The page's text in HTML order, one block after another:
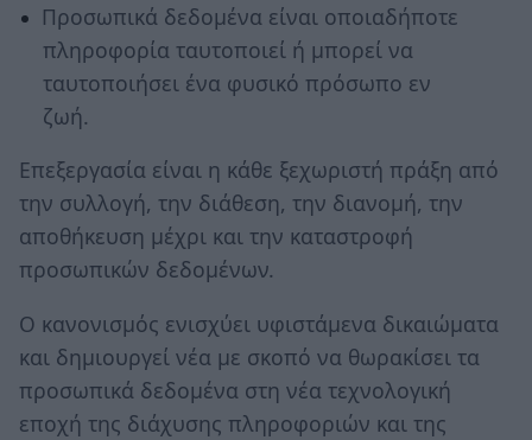
Προσωπικά δεδομένα είναι οποιαδήποτε
πληροφορία ταυτοποιεί ή μπορεί να
ταυτοποιήσει ένα φυσικό πρόσωπο εν
ζωή.
Επεξεργασία είναι η κάθε ξεχωριστή πράξη από
την συλλογή, την διάθεση, την διανομή, την
αποθήκευση μέχρι και την καταστροφή
προσωπικών δεδομένων.
Ο κανονισμός ενισχύει υφιστάμενα δικαιώματα
και δημιουργεί νέα με σκοπό να θωρακίσει τα
προσωπικά δεδομένα στη νέα τεχνολογική
εποχή της διάχυσης πληροφοριών και της